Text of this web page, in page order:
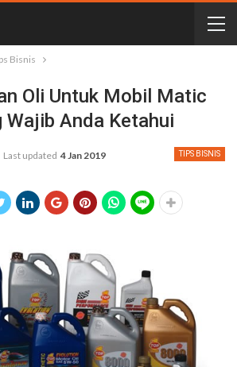
Bisnis
Oli Untuk Mobil Matic
Wajib Anda Ketahui
TIPS BISNIS
Last updated 4 Jan 2019